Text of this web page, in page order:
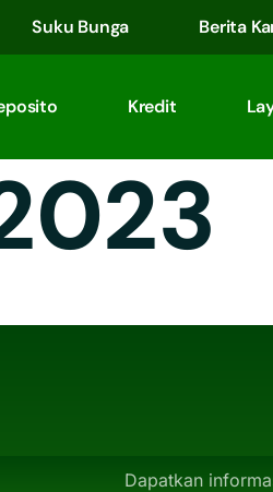
Suku Bunga Berita
Kredit
Dapatkan